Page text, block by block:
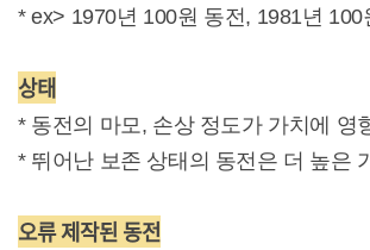
* ex> 1970년 100원 동전, 1981년 100
상태
* 동전의 마모, 손상 정도가 가치에 영
* 뛰어난 보존 상태의 동전은 더 높은
오류 제작된 동전